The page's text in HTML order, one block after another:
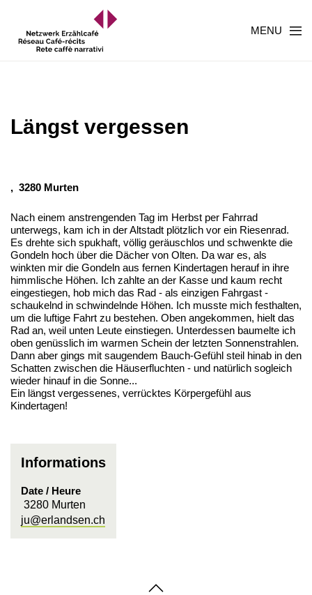
MENU
Längst vergessen
, 3280 Murten
Nach einem anstrengenden Tag im Herbst per Fahrrad
unterwegs, kam ich in der Altstadt plötzlich vor ein Riesenrad.
Es drehte sich spukhaft, völlig geräuschlos und schwenkte die
Gondeln hoch über die Dächer von Olten. Da war es, als
winkten mir die Gondeln aus fernen Kindertagen herauf in ihre
himmlische Höhen. Ich zahlte an der Kasse und kaum recht
eingestiegen, hob mich das Rad - als einzigen Fahrgast -
schaukelnd in schwindelnde Höhen. Ich musste mich festhalten,
um die luftige Fahrt zu bestehen. Oben angekommen, hielt das
Rad an, weil unten Leute einstiegen. Unterdessen baumelte ich
oben genüsslich im warmen Schein der letzten Sonnenstrahlen.
Dann aber gings mit saugendem Bauch-Gefühl steil hinab in den
Schatten zwischen die Häuserfluchten - und natürlich sogleich
wieder hinauf in die Sonne...
Ein längst vergessenes, verrücktes Körpergefühl aus
Kindertagen!
Informations
Date / Heure
3280 Murten
ju@erlandsen.ch